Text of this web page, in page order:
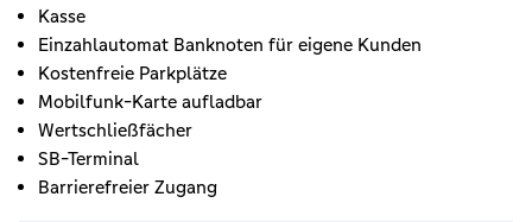
Kasse
Einzahlautomat Banknoten für eigene Kunden
Kostenfreie Parkplätze
Mobilfunk-Karte aufladbar
Wertschließfächer
SB-Terminal
Barrierefreier Zugang